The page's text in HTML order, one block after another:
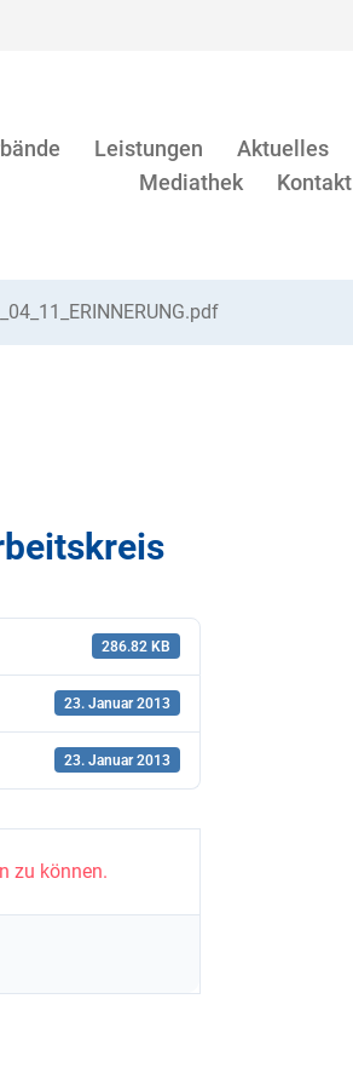
Leistungen Aktuelles
Mediathek
Kontakt
286.82 KB
23. Januar 2013
23. Januar 2013
zu können.